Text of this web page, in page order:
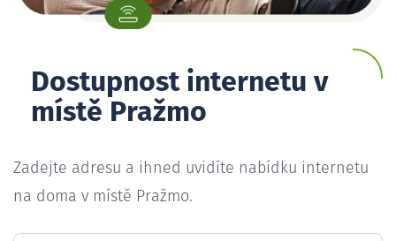
Dostupnost internetu v
místě Pražmo
Zadejte adresu a ihned uvidíte nabídku internetu
na doma v místě Pražmo.